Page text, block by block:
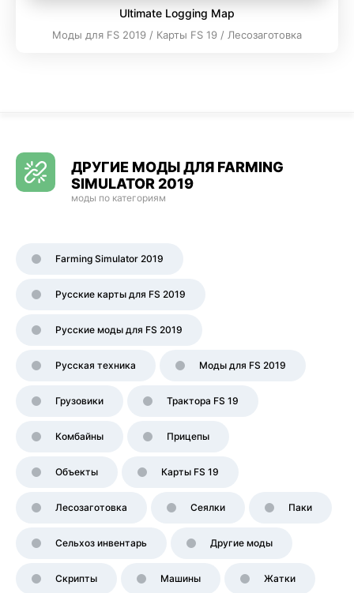
Ultimate Logging Map
Моды для FS 2019 / Карты FS 19 / Лесозаготовка
ДРУГИЕ МОДЫ ДЛЯ FARMING
SIMULATOR 2019
моды по категориям
Farming Simulator 2019
Русские карты для FS 2019
Русские моды для FS 2019
Русская техника Моды для FS 2019
Грузовики Трактора FS 19
Комбайны Прицепы
Объекты Карты FS 19
Лесозаготовка Сеялки Паки
Сельхоз инвентарь Другие моды
Скрипты Машины Жатки